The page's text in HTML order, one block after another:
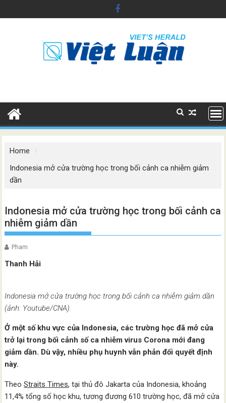
to
Home
Indonesia mở cửa trường học trong bối cảnh ca nhiễm giảm
dần
Indonesia mở cửa trường học trong bối cảnh ca
nhiễm giảm dần
Pham
Thanh Hải
Indonesia mở cửa trường học trong bối cảnh ca nhiễm giảm dần
(ảnh: Youtube/CNA).
Ở một số khu vực của Indonesia, các trường học đã mở cửa
trở lại trong bối cảnh số ca nhiễm virus Corona mới đang
giảm dần. Dù vậy, nhiều phụ huynh vẫn phản đối quyết định
này.
TheoStraits Times, tại thủ đô Jakarta của Indonesia, khoảng
11,4% tổng số học khu, tương đương 610 trường học, đã mở cửa